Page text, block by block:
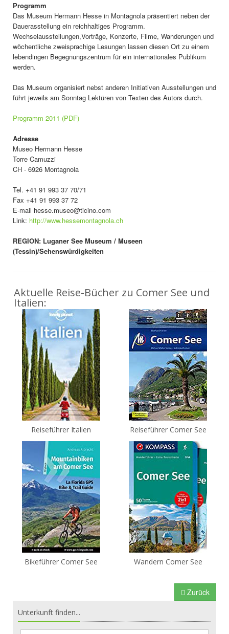
Programm
Das Museum Hermann Hesse in Montagnola präsentiert neben der
Dauerasstellung ein reichhaltiges Programm.
Wechselausstellungen,Vorträge, Konzerte, Filme, Wanderungen und
wöchentliche zweisprachige Lesungen lassen diesen Ort zu einem
lebendingen Begegnungszentrum für ein internationales Publikum
werden.
Das Museum organisiert nebst anderen Initiativen Ausstellungen und
führt jeweils am Sonntag Lektüren von Texten des Autors durch.
Programm 2011 (PDF)
Adresse
Museo Hermann Hesse
Torre Camuzzi
CH - 6926 Montagnola
Tel. +41 91 993 37 70/71
Fax +41 91 993 37 72
E-mail hesse.museo@ticino.com
Link: http://www.hessemontagnola.ch
REGION: Luganer See Museum / Museen
(Tessin)/Sehenswürdigkeiten
Aktuelle Reise-Bücher zu Comer See und
Italien:
Reiseführer Italien Reiseführer Comer See
Bikeführer Comer See Wandern Comer See
Zurück
Unterkunft finden...